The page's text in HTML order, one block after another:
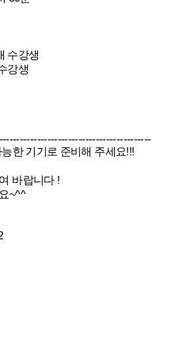
수강생
강생
한 기기로 준비해 주세요!!!
바랍니다 !
~^^